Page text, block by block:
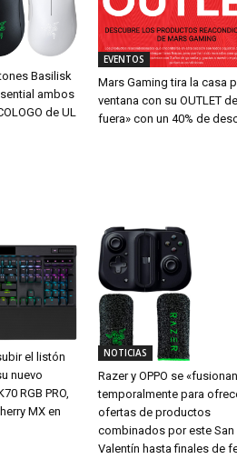
Basilisk
ambos
de UL
EVENTOS
Mars Gaming tira la casa
ventana con su OUTLET
fuera» con un 40% de
el listón
nuevo
RGB PRO,
MX en
NOTICIAS
Razer y OPPO se
temporalmente para
ofertas de productos
combinados por este San
Valentín hasta finales de